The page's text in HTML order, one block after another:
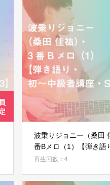
波乗りジョニー（桑田
番Bメロ（1）【弾き語
中級者講座・STEP 14】
再生回数：4